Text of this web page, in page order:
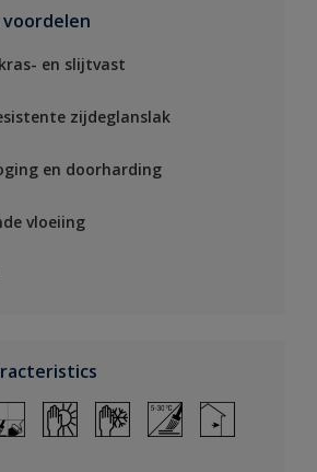
en slijtvast
zijdeglanslak
en doorharding
vloeiing